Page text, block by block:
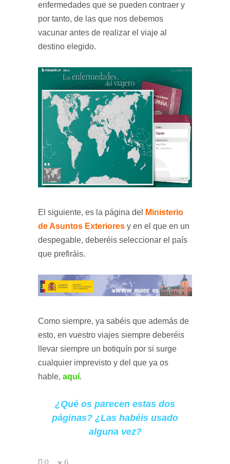
enfermedades que se pueden contraer y
por tanto, de las que nos debemos
vacunar antes de realizar el viaje al
destino elegido.
El siguiente, es la página del
Ministerio
de Asuntos Exteriores y en el que en un
despegable, deberéis seleccionar el país
que prefiráis.
Como siempre, ya sabéis que además de
esto, en vuestro viajes siempre deberéis
llevar siempre un botiquín por si surge
cualquier imprevisto y del que ya os
hable, aquí.
¿Qué os parecen estas dos
páginas? ¿Las habéis usado
alguna vez?